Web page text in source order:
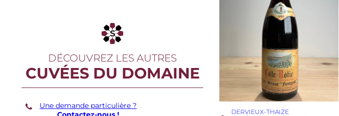
DÉCOUVREZ LES AUTRES
CUVÉES DU DOMAINE
Une demande particulière ?
DERVIEUX-THAIZE